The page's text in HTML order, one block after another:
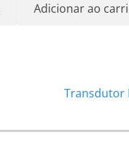
Adicionar ao
Transdutor